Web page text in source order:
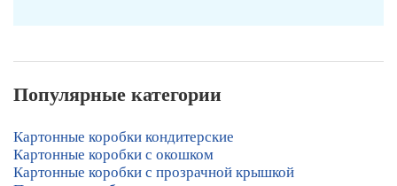
Популярные категории
Картонные коробки кондитерские
Картонные коробки с окошком
Картонные коробки с прозрачной крышкой